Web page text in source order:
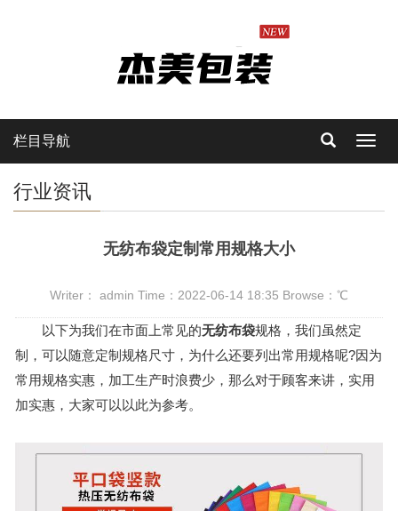
栏目导航
行业资讯
无纺布袋定制常用规格大小
Writer： admin Time：2022-06-14 18:35 Browse： ℃
以下为我们在市面上常见的无纺布袋规格，我们虽然定
制，可以随意定制规格尺寸，为什么还要列出常用规格呢?因为
常用规格实惠，加工生产时浪费少，那么对于顾客来讲，实用
加实惠，大家可以以此为参考。